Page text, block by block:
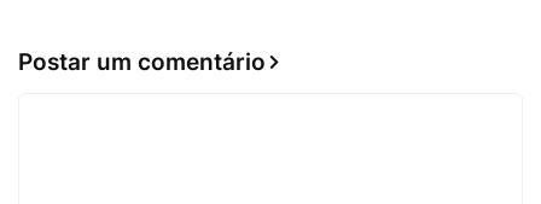
Postar um comentário